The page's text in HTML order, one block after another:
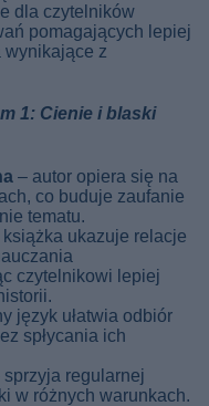
dla czytelników
pomagających lepiej
wynikające z
1: Cienie i blaski
– autor opiera się na
co buduje zaufanie
tematu.
książka ukazuje relacje
czytelnikowi lepiej
język ułatwia odbiór
spłycania ich
sprzyja regularnej
w różnych warunkach.